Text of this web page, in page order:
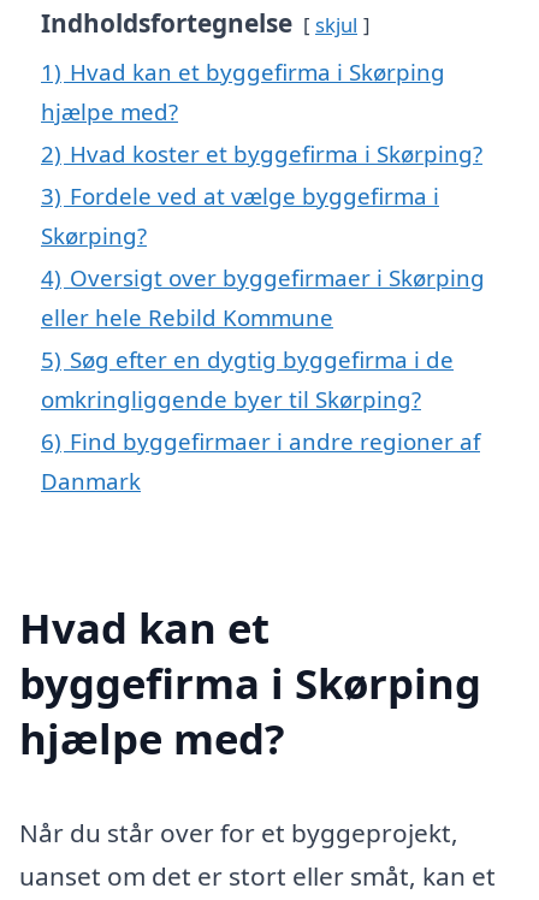
Indholdsfortegnelse skjul
1) Hvad kan et byggefirma i Skørping
hjælpe med?
2) Hvad koster et byggefirma i Skørping?
3) Fordele ved at vælge byggefirma i
Skørping?
4) Oversigt over byggefirmaer i Skørping
eller hele Rebild Kommune
5) Søg efter en dygtig byggefirma i de
omkringliggende byer til Skørping?
6) Find byggefirmaer i andre regioner af
Danmark
Hvad kan et
byggefirma i Skørping
hjælpe med?
Når du står over for et byggeprojekt,
uanset om det er stort eller småt, kan et